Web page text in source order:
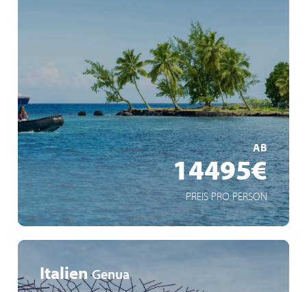
AB
14495€
PREIS PRO PERSON
Inselparadiese im Indischen Ozean
Expeditionserlebnisse mit Zodiacs
Spektakuläre Vulkanlandschaften & exotische Tierwelt
MEHR ERFAHREN
Italien Genua